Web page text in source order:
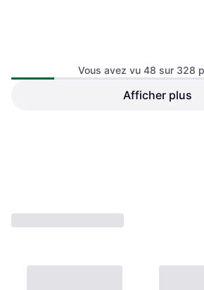
Bosch Polisseuse GPO 12V-
Vous avez vu 48 sur 328
Afficher plus